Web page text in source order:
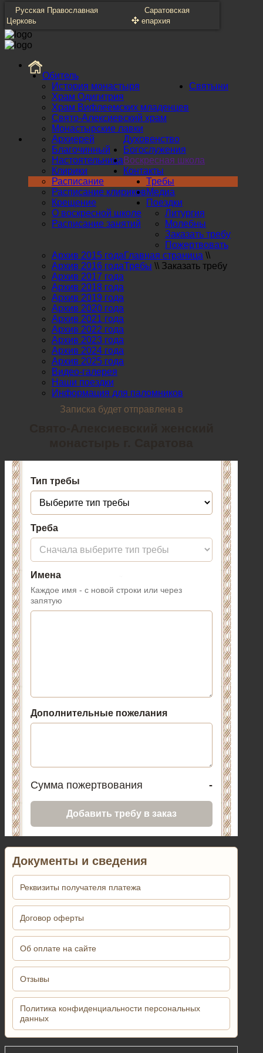
Русская Православная
Церковь
Саратовская
епархия
Обитель
История монастыря
Храм Одигитрия
Храм Вифлеемских младенцев
Свято-Алексиевский храм
Монастырские лавки
Святыни
Духовенство
Архиерей
Благочинный
Настоятельница
Клирики
Богослужения
Расписание
Расписание клириков
Крещение
Воскресная школа
О воскресной школе
Расписание занятий
Контакты
Требы
Литургия
Молебны
Заказать требу
Пожертвовать
Медиа
Архив 2015 года
Архив 2016 года
Архив 2017 года
Архив 2018 года
Архив 2019 года
Архив 2020 года
Архив 2021 года
Архив 2022 года
Архив 2023 года
Архив 2024 года
Архив 2025 года
Видео-галерея
Поездки
Наши поездки
Информация для паломников
Главная страница \\
Требы \\ Заказать требу